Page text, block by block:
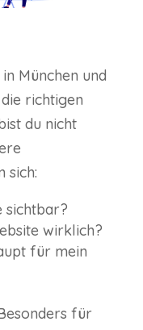
München und
richtigen
du nicht
sich:
sichtbar?
wirklich?
für mein
für